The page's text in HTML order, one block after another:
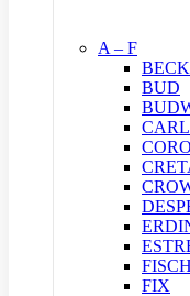
A – F
BUD
FIX